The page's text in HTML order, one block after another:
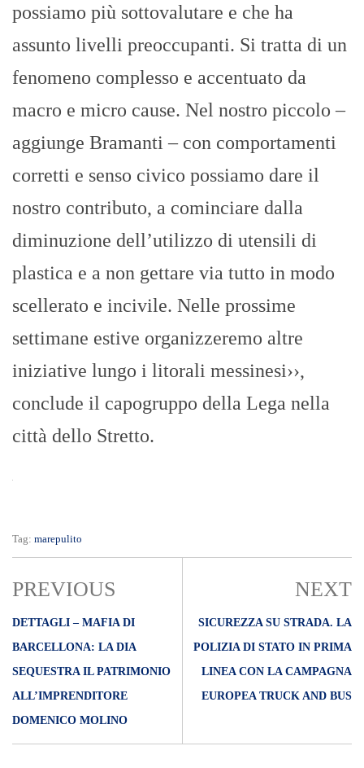
possiamo più sottovalutare e che ha
assunto livelli preoccupanti. Si tratta di un
fenomeno complesso e accentuato da
macro e micro cause. Nel nostro piccolo –
aggiunge Bramanti – con comportamenti
corretti e senso civico possiamo dare il
nostro contributo, a cominciare dalla
diminuzione dell’utilizzo di utensili di
plastica e a non gettare via tutto in modo
scellerato e incivile. Nelle prossime
settimane estive organizzeremo altre
iniziative lungo i litorali messinesi››,
conclude il capogruppo della Lega nella
città dello Stretto.
Tag: marepulito
PREVIOUS
DETTAGLI – MAFIA DI
BARCELLONA: LA DIA
SEQUESTRA IL PATRIMONIO
ALL’IMPRENDITORE
DOMENICO MOLINO
NEXT
SICUREZZA SU STRADA. LA
POLIZIA DI STATO IN PRIMA
LINEA CON LA CAMPAGNA
EUROPEA TRUCK AND BUS